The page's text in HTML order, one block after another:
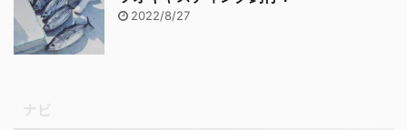
2022/8/27